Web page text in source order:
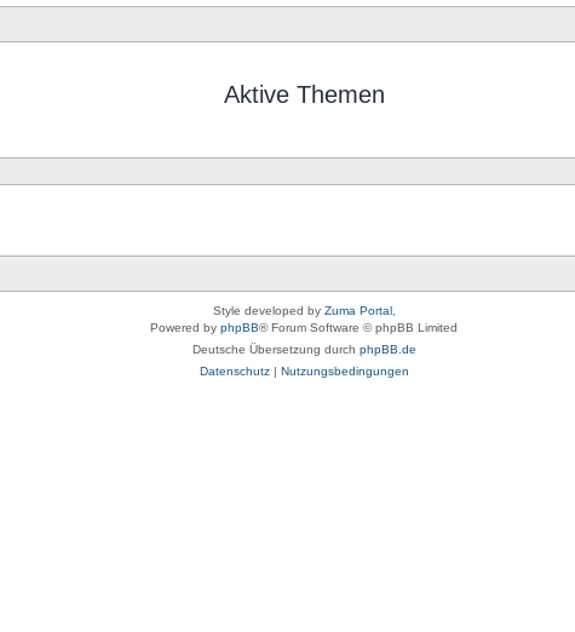
Aktive Themen
Style developed by Zuma Portal,
Powered by phpBB® Forum Software © phpBB Limited
Deutsche Übersetzung durch phpBB.de
Datenschutz| Nutzungsbedingungen